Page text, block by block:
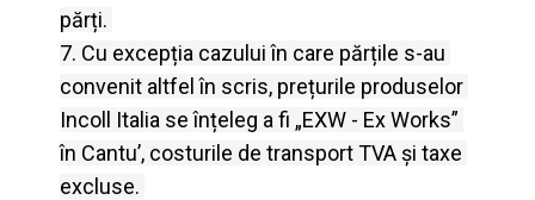
părți.
7. Cu excepția cazului în care părțile s-au
convenit altfel în scris, prețurile produselor
Incoll Italia se înțeleg a fi „EXW - Ex Works”
în Cantu’, costurile de transport TVA și taxe
excluse.